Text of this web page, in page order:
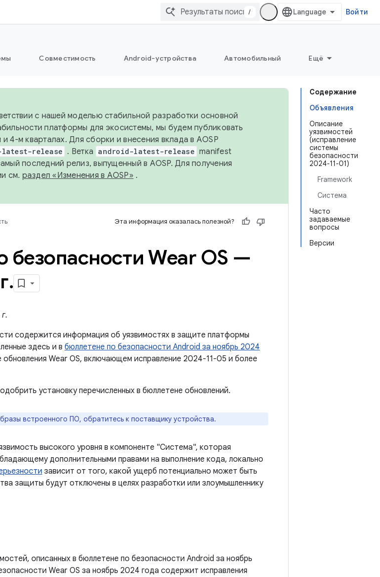
/ Войти
Совместимость Android-устройства Автомобильный Ещё
Содержание
Объявления
Описание
уязвимостей
(исправление
системы
безопасности
2024-11-01)
Framework
Система
Часто
задаваемые
вопросы
Версии
с нашей моделью стабильной разработки основной
платформы для экосистемы, мы будем публиковать
4-м кварталах. Для сборки и внесения вклада в AOSP
latest-release . Ветка android-latest-release manifest
последний релиз, выпущенный в AOSP. Для получения
см. раздел «Изменения в AOSP» .
Эта информация оказалась полезной?
безопасности Wear OS —
.
содержится информация об уязвимостях в защите платформы
здесь и в бюллетене по безопасности Android за ноябрь 2024
обновления Wear OS, включающем исправление 2024-11-05 и более
установку перечисленных в бюллетене обновлений.
встроенного ПО, обратитесь к поставщику устройства.
высокого уровня в компоненте "Система", которая
дополнительными правами на выполнение кода, локально
зависит от того, какой ущерб потенциально может быть
защиты будут отключены в целях разработки или злоумышленнику
описанных в бюллетене по безопасности Android за ноябрь
Wear OS за ноябрь 2024 года содержит исправления